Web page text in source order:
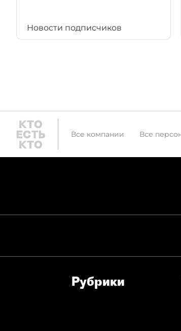
Новости подписчиков
Все компании Все
Рубрики